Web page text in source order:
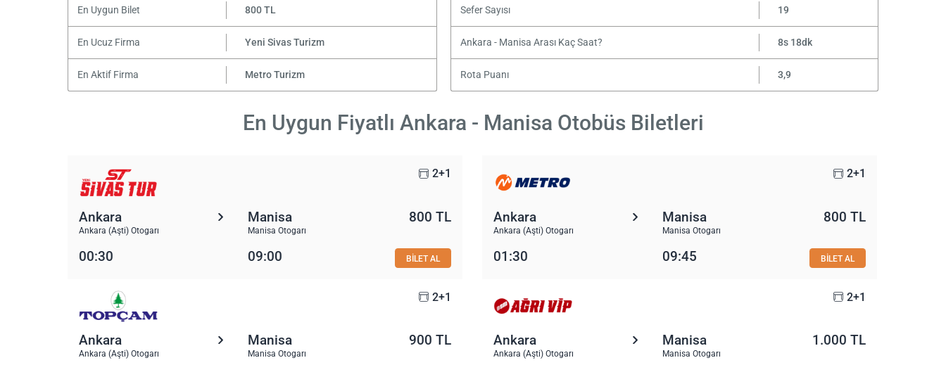
En Uygun Bilet 800 TL Sefer Sayısı 19
En Ucuz Firma Yeni Sivas Turizm Ankara - Manisa Arası Kaç Saat? 8s 18dk
En Aktif Firma Metro Turizm Rota Puanı 3,9
En Uygun Fiyatlı Ankara - Manisa Otobüs Biletleri
2+1
Ankara
Ankara (Aşti) Otogarı
Manisa
Manisa Otogarı
800 TL
00:30 09:00 BİLET AL
2+1
Ankara
Ankara (Aşti) Otogarı
Manisa
Manisa Otogarı
800 TL
01:30 09:45 BİLET AL
2+1
Ankara
Ankara (Aşti) Otogarı
Manisa
Manisa Otogarı
900 TL
2+1
Ankara
Ankara (Aşti) Otogarı
Manisa
Manisa Otogarı
1.000 TL